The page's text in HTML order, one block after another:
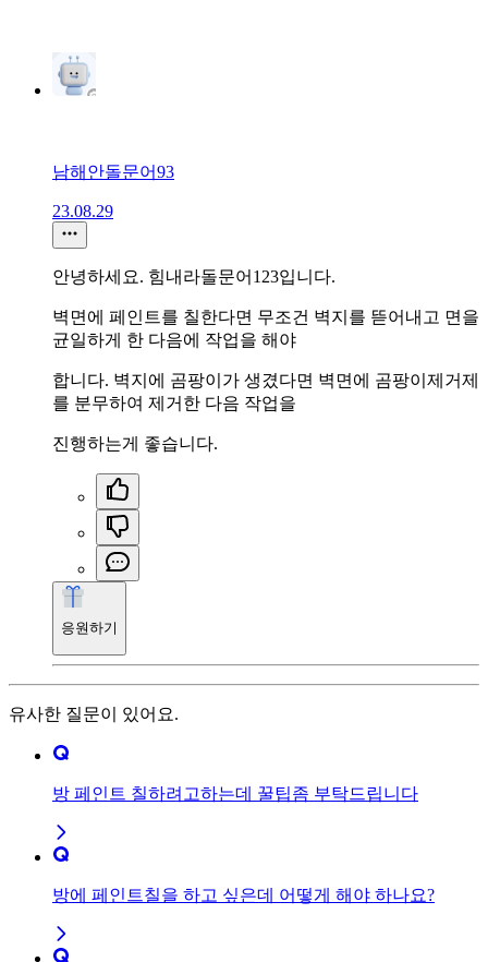
남해안돌문어93
23.08.29
안녕하세요. 힘내라돌문어123입니다.
벽면에 페인트를 칠한다면 무조건 벽지를 뜯어내고 면을
균일하게 한 다음에 작업을 해야
합니다. 벽지에 곰팡이가 생겼다면 벽면에 곰팡이제거제
를 분무하여 제거한 다음 작업을
진행하는게 좋습니다.
응원하기
유사한 질문이 있어요.
방 페인트 칠하려고하는데 꿀팁좀 부탁드립니다
방에 페인트칠을 하고 싶은데 어떻게 해야 하나요?